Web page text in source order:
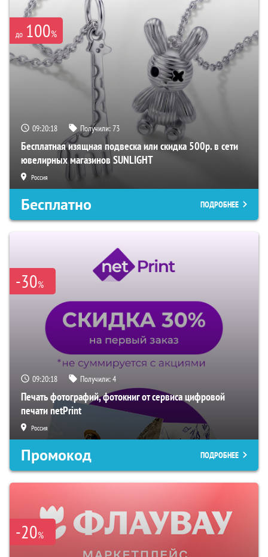
до 100%
09:20:18 Получили:73
Бесплатная изящная подвеска или скидка 500р. в сети
ювелирных магазинов SUNLIGHT
Россия
Бесплатно ПОДРОБНЕЕ
-30%
09:20:18 Получили:4
Печать фотографий, фотокниг от сервиса цифровой
печати netPrint
Россия
Промокод ПОДРОБНЕЕ
-20%